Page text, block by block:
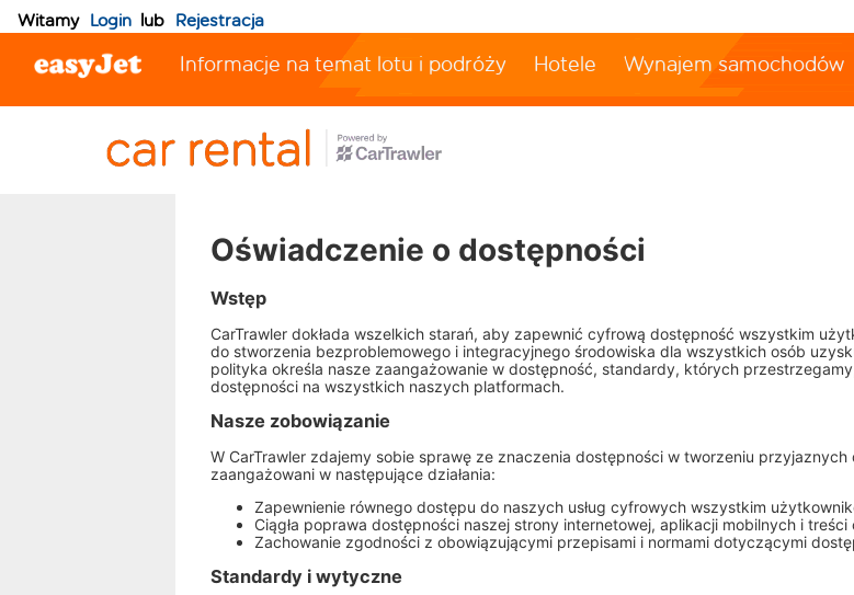
Witamy Login lub Rejestracja
Informacje na temat lotu i podróży Hotele Wynajem samochodów
Oświadczenie o dostępności
Wstęp
CarTrawler dokłada wszelkich starań, aby zapewnić cyfrową dostępność wszystkim
do stworzenia bezproblemowego i integracyjnego środowiska dla wszystkich osób
polityka określa nasze zaangażowanie w dostępność, standardy, których
dostępności na wszystkich naszych platformach.
Nasze zobowiązanie
W CarTrawler zdajemy sobie sprawę ze znaczenia dostępności w tworzeniu
zaangażowani w następujące działania:
Zapewnienie równego dostępu do naszych usług cyfrowych wszystkim
Ciągła poprawa dostępności naszej strony internetowej, aplikacji mobilnych i
Zachowanie zgodności z obowiązującymi przepisami i normami dotyczącymi
Standardy i wytyczne